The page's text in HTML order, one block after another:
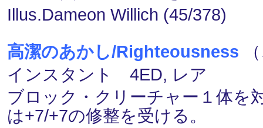
Illus.Dameon Willich (45/378)
高潔のあかし/Righteousness
インスタント 4ED, レア
ブロック・クリーチャー１体を
は+7/+7の修整を受ける。